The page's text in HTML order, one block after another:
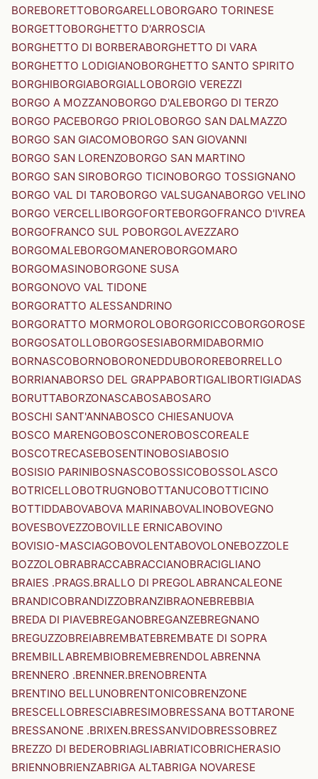
BOREBORETTOBORGARELLOBORGARO TORINESE
BORGETTOBORGHETTO D'ARROSCIA
BORGHETTO DI BORBERABORGHETTO DI VARA
BORGHETTO LODIGIANOBORGHETTO SANTO SPIRITO
BORGHIBORGIABORGIALLOBORGIO VEREZZI
BORGO A MOZZANOBORGO D'ALEBORGO DI TERZO
BORGO PACEBORGO PRIOLOBORGO SAN DALMAZZO
BORGO SAN GIACOMOBORGO SAN GIOVANNI
BORGO SAN LORENZOBORGO SAN MARTINO
BORGO SAN SIROBORGO TICINOBORGO TOSSIGNANO
BORGO VAL DI TAROBORGO VALSUGANABORGO VELINO
BORGO VERCELLIBORGOFORTEBORGOFRANCO D'IVREA
BORGOFRANCO SUL POBORGOLAVEZZARO
BORGOMALEBORGOMANEROBORGOMARO
BORGOMASINOBORGONE SUSA
BORGONOVO VAL TIDONE
BORGORATTO ALESSANDRINO
BORGORATTO MORMOROLOBORGORICCOBORGOROSE
BORGOSATOLLOBORGOSESIABORMIDABORMIO
BORNASCOBORNOBORONEDDUBOROREBORRELLO
BORRIANABORSO DEL GRAPPABORTIGALIBORTIGIADAS
BORUTTABORZONASCABOSABOSARO
BOSCHI SANT'ANNABOSCO CHIESANUOVA
BOSCO MARENGOBOSCONEROBOSCOREALE
BOSCOTRECASEBOSENTINOBOSIABOSIO
BOSISIO PARINIBOSNASCOBOSSICOBOSSOLASCO
BOTRICELLOBOTRUGNOBOTTANUCOBOTTICINO
BOTTIDDABOVABOVA MARINABOVALINOBOVEGNO
BOVESBOVEZZOBOVILLE ERNICABOVINO
BOVISIO-MASCIAGOBOVOLENTABOVOLONEBOZZOLE
BOZZOLOBRABRACCABRACCIANOBRACIGLIANO
BRAIES .PRAGS.BRALLO DI PREGOLABRANCALEONE
BRANDICOBRANDIZZOBRANZIBRAONEBREBBIA
BREDA DI PIAVEBREGANOBREGANZEBREGNANO
BREGUZZOBREIABREMBATEBREMBATE DI SOPRA
BREMBILLABREMBIOBREMEBRENDOLABRENNA
BRENNERO .BRENNER.BRENOBRENTA
BRENTINO BELLUNOBRENTONICOBRENZONE
BRESCELLOBRESCIABRESIMOBRESSANA BOTTARONE
BRESSANONE .BRIXEN.BRESSANVIDOBRESSOBREZ
BREZZO DI BEDEROBRIAGLIABRIATICOBRICHERASIO
BRIENNOBRIENZABRIGA ALTABRIGA NOVARESE